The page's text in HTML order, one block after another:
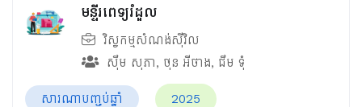
មន្ទីរពេទ្យរំដួល
វិស្វកម្មសំណង់ស៊ីវិល
ស៊ឹម សុភា, ថុន អីថាង, ជឹម ទុំ
សារណាបញ្ចប់ឆ្នាំ 2025